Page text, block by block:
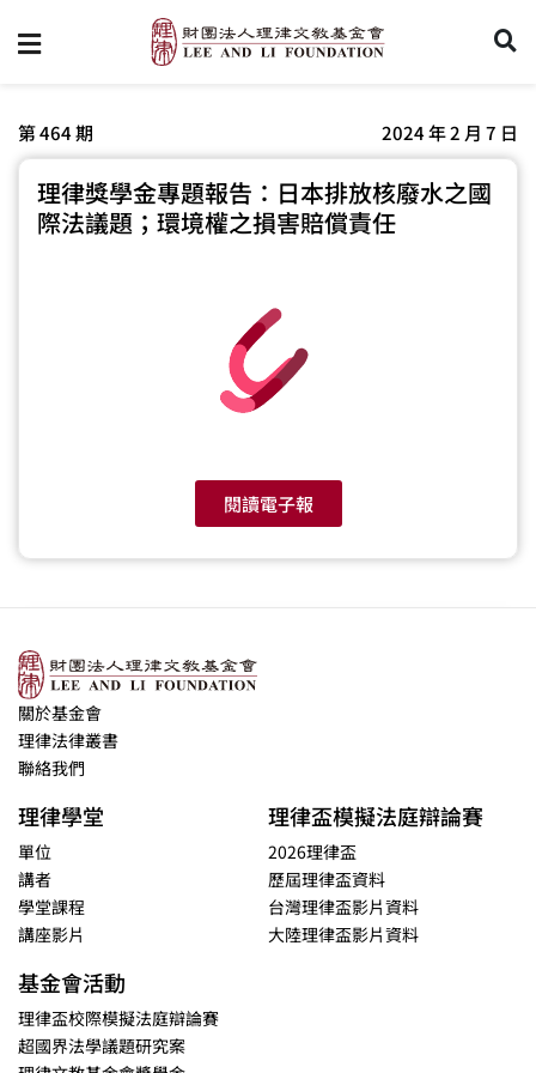
第 464 期 2024 年 2 月 7 日
理律獎學金專題報告：日本排放核廢水之國
際法議題；環境權之損害賠償責任
閱讀電子報
關於基金會
理律法律叢書
聯絡我們
理律學堂
單位
講者
學堂課程
講座影片
理律盃模擬法庭辯論賽
2026理律盃
歷屆理律盃資料
台灣理律盃影片資料
大陸理律盃影片資料
基金會活動
理律盃校際模擬法庭辯論賽
超國界法學議題研究案